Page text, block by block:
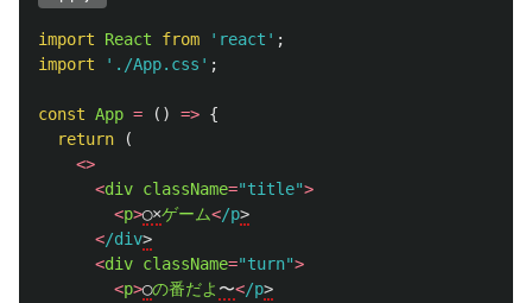
import React from ' react ' ;
import
' ./App.css ' ;
const App = () => {
return
(
<>
<div className="title">
<p>◯×ゲーム</p
</div
<div className="turn">
<p>◯の番だよ 〜</p